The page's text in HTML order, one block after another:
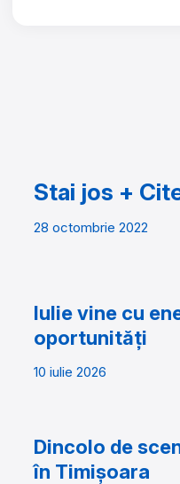
Stai jos +
28 octombrie 2022
Iulie vine cu
oportunități
10 iulie 2026
Dincolo de
în Timișoara